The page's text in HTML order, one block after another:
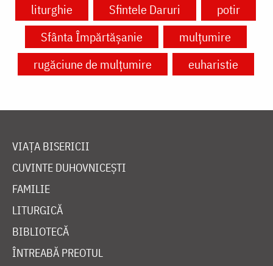
liturghie Sfintele Daruri
potir
Sfânta Împărtășanie
mulțumire
rugăciune de mulțumire
euharistie
VIAȚA BISERICII
CUVINTE DUHOVNICEȘTI
FAMILIE
LITURGICĂ
BIBLIOTECĂ
ÎNTREABĂ PREOTUL